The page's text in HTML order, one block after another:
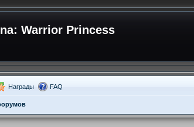
Warrior Princess
Награды FAQ